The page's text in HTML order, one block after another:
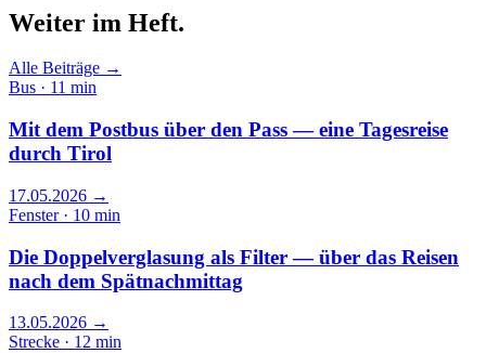
Weiter im Heft.
Alle Beiträge →
Bus · 11 min
Mit dem Postbus über den Pass — eine Tagesreise
durch Tirol
17.05.2026 →
Fenster · 10 min
Die Doppelverglasung als Filter — über das Reisen
nach dem Spätnachmittag
13.05.2026 →
Strecke · 12 min